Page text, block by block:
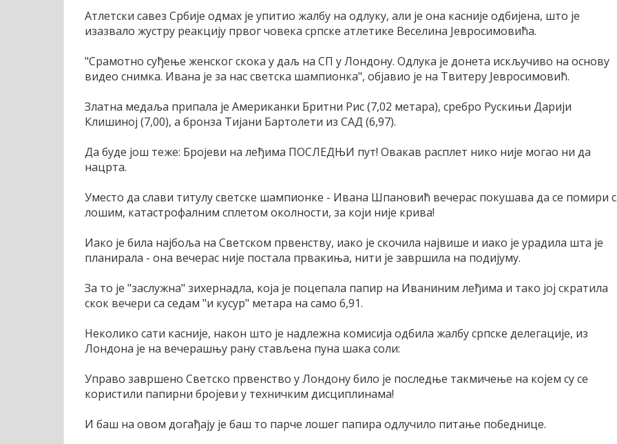
Атлетски савез Србије одмах је упитио жалбу на одлуку, али је она касније одбијена, што је
изазвало жустру реакцију првог човека српске атлетике Веселина Јевросимовића.
"Срамотно суђење женског скока у даљ на СП у Лондону. Одлука је донета искључиво на основу
видео снимка. Ивана је за нас светска шампионка", објавио је на Твитеру Јевросимовић.
Златна медаља припала је Американки Бритни Рис (7,02 метара), сребро Рускињи Дарији
Клишиној (7,00), а бронза Тијани Бартолети из САД (6,97).
Да буде још теже: Бројеви на леђима ПОСЛЕДЊИ пут! Овакав расплет нико није могао ни да
нацрта.
Уместо да слави титулу светске шампионке - Ивана Шпановић вечерас покушава да се помири
лошим, катастрофалним сплетом околности, за који није крива!
Иако је била најбоља на Светском првенству, иако је скочила највише и иако је урадила шта је
планирала - она вечерас није постала првакиња, нити је завршила на подијуму.
За то је "заслужна" зихернадла, која је поцепала папир на Иваниним леђима и тако јој скратила
скок вечери са седам "и кусур" метара на само 6,91.
Неколико сати касније, након што је надлежна комисија одбила жалбу српске делегације, из
Лондона је на вечерашњу рану стављена пуна шака соли:
Управо завршено Светско првенство у Лондону било је последње такмичење на којем су се
користили папирни бројеви у техничким дисциплинама!
И баш на овом догађају је баш то парче лошег папира одлучило питање победнице.